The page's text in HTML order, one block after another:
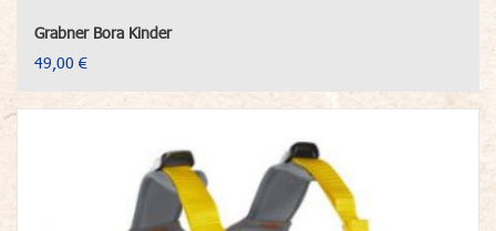
Grabner Bora Kinder
49,00 €